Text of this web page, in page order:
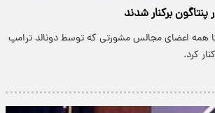
پنتاگون برکنار شدند
همه اعضای مجالس مشورتی که توسط دونالد ترامپ
کرد.